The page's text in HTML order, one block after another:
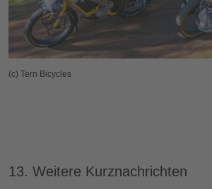
(c) Tern Bicycles
13. Weitere Kurznachrichten